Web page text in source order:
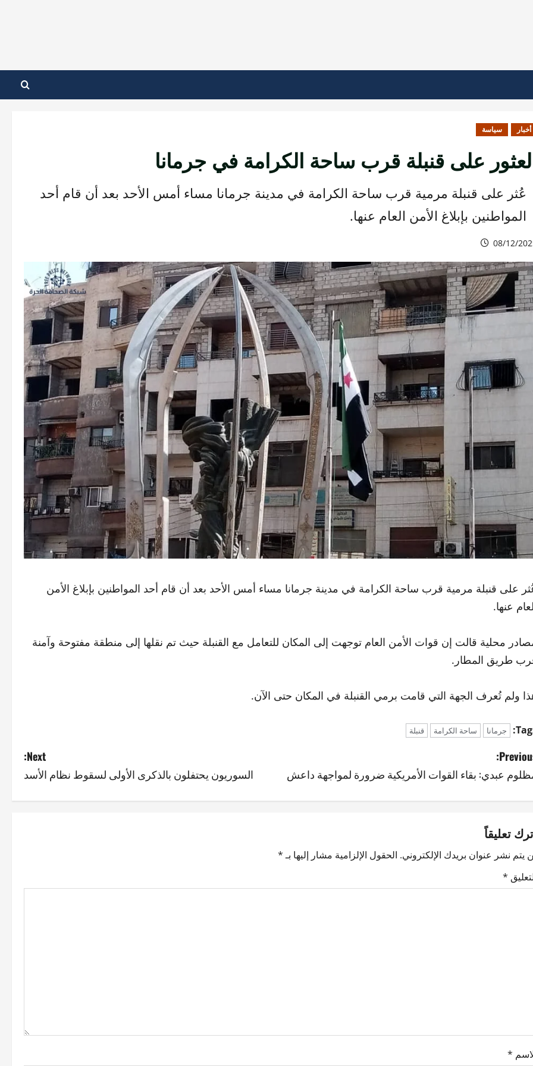
أخبار سياسة
على قنبلة قرب ساحة الكرامة في جرمانا
عُثر على قنبلة مرمية قرب ساحة الكرامة في مدينة جرمانا مساء أمس الأحد بعد أن قام أحد
المواطنين بإبلاغ الأمن العام عنها.
08/12/
على قنبلة مرمية قرب ساحة الكرامة في مدينة جرمانا مساء أمس الأحد بعد أن قام أحد المواطنين بإبلاغ الأمن
عنها.
محلية قالت إن قوات الأمن العام توجهت إلى المكان للتعامل مع القنبلة حيث تم نقلها إلى منطقة مفتوحة وآمنة
طريق المطار.
ولم تُعرف الجهة التي قامت برمي القنبلة في المكان حتى الآن.
جرمانا ساحة الكرامة قنبلة
عبدي: بقاء القوات الأمريكية ضرورة لمواجهة داعش
Next:
السوريون يحتفلون بالذكرى الأولى لسقوط نظام الأسد
تعليقاً
يتم نشر عنوان بريدك الإلكتروني. الحقول الإلزامية مشار إليها بـ*
*
*